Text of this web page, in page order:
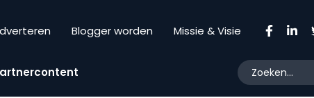
Blogger worden Missie & Visie